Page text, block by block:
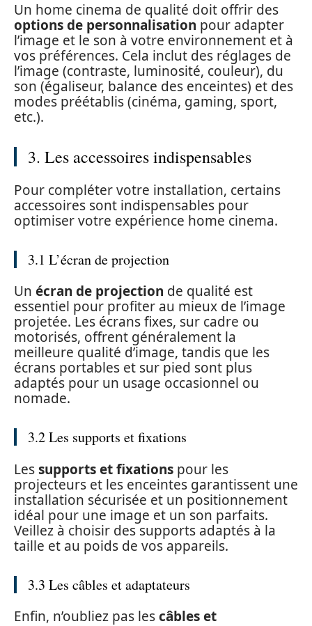
Un home cinema de qualité doit offrir des
options de personnalisation pour adapter
l’image et le son à votre environnement et à
vos préférences. Cela inclut des réglages de
l’image (contraste, luminosité, couleur), du
son (égaliseur, balance des enceintes) et des
modes préétablis (cinéma, gaming, sport,
etc.).
3. Les accessoires indispensables
Pour compléter votre installation, certains
accessoires sont indispensables pour
optimiser votre expérience home cinema.
3.1 L’écran de projection
Un écran de projection de qualité est
essentiel pour profiter au mieux de l’image
projetée. Les écrans fixes, sur cadre ou
motorisés, offrent généralement la
meilleure qualité d’image, tandis que les
écrans portables et sur pied sont plus
adaptés pour un usage occasionnel ou
nomade.
3.2 Les supports et fixations
Lessupports et fixations pour les
projecteurs et les enceintes garantissent une
installation sécurisée et un positionnement
idéal pour une image et un son parfaits.
Veillez à choisir des supports adaptés à la
taille et au poids de vos appareils.
3.3 Les câbles et adaptateurs
Enfin, n’oubliez pas lescâbles et